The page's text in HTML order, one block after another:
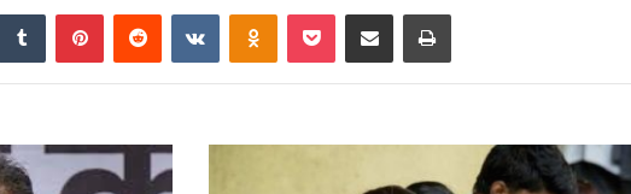
Tumblr PinterestReddit VKontakteOdnoklassniki
Pocket Share via Email Print